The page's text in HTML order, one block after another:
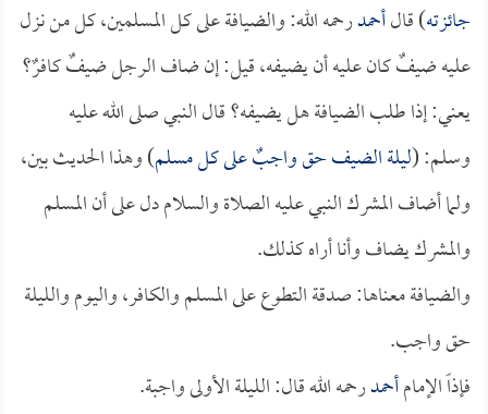
جائزته) قالأحمدرحمه الله: والضيافة على كل المسلمين، كل من نزل
عليه ضيفٌ كان عليه أن يضيفه، قيل: إن ضاف الرجل ضيفٌ كافرٌ؟
يعني: إذا طلب الضيافة هل يضيفه؟ قال النبي صلى الله عليه
وسلم: (ليلة الضيف حق واجبٌ على كل مسلم) وهذا الحديث بين،
ولما أضاف المشرك النبي عليه الصلاة والسلام دل على أن المسلم
والمشرك يضاف وأنا أراه كذلك.
والضيافة معناها: صدقة التطوع على المسلم والكافر، واليوم والليلة
حق واجب.
فإذاً الإمامأحمدرحمه الله قال: الليلة الأولى واجبة.